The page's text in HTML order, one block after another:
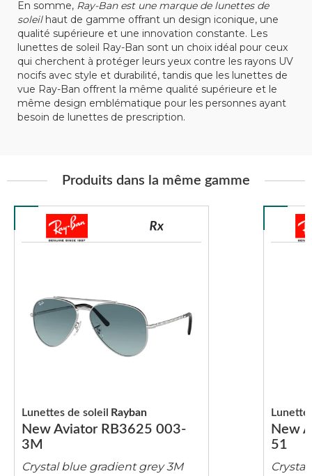
En somme, Ray-Ban est une marque de lunettes de
soleilhaut de gamme offrant un design iconique, une
qualité supérieure et une innovation constante. Les
lunettes de soleil Ray-Ban sont un choix idéal pour ceux
qui cherchent à protéger leurs yeux contre les rayons UV
nocifs avec style et durabilité, tandis que les lunettes de
vue Ray-Ban offrent la même qualité supérieure et le
même design emblématique pour les personnes ayant
besoin de lunettes de prescription.
Produits dans la même gamme
New Aviator RB3625 003-
3M
Lunettes de soleil Rayban
Crystal blue gradient grey 3M
New
51